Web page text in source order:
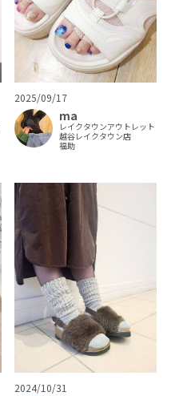
2025/09/17
ma
レイクタウンアウトレット
越谷レイクタウン店
福助
2024/10/31